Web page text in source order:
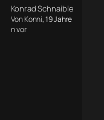
Konrad Schnaible
Von Konni, 19 Jahre
n vor